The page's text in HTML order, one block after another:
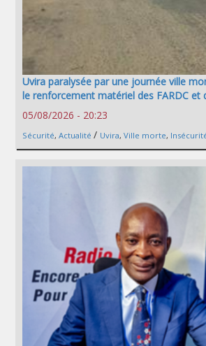
Uvira paralysée par une journée ville
le renforcement matériel des FARDC et
05/08/2026 - 20:23
Sécurité, Actualité / Uvira, Ville morte,